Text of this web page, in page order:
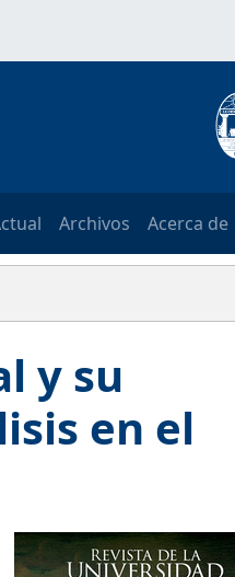
Archivos Acerca de
y su
en el